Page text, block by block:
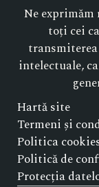
Ne
toți cei
intelectuale,
Hartă site
Termeni și
Politica
Politică de
Protecția